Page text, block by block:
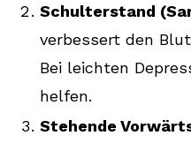
Schulterstand
verbessert den
Bei leichten
helfen.
Stehende